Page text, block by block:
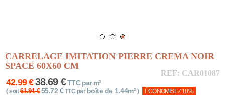
CARRELAGE IMITATION PIERRE CREMA NOIR
SPACE 60X60 CM
REF: CAR01087
42.99 €38.69 €TTC par m²
( soit61.91 € 55.72 €TTC par boîte de 1.44m²) ÉCONOMISEZ 10%